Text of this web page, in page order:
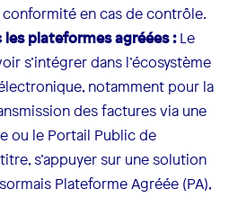
en cas de contrôle.
plateformes agréées :Le
s’intégrer dans l’écosystème
notamment pour la
des factures via une
ou le Portail Public de
s’appuyer sur une solution
Plateforme Agréée (PA),